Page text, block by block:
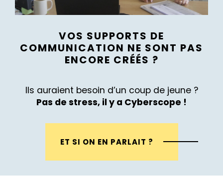
VOS SUPPORTS DE
COMMUNICATION NE SONT PAS
ENCORE CRÉÉS ?
Ils auraient besoin d’un coup de jeune ?
Pas de stress, il y a Cyberscope !
ET SI ON EN PARLAIT ?